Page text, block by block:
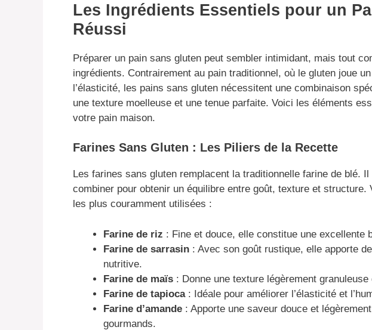
Les Ingrédients Essentiels pour un
Réussi
Préparer un pain sans gluten peut sembler intimidant, mais tout
ingrédients. Contrairement au pain traditionnel, où le gluten joue
l’élasticité, les pains sans gluten nécessitent une combinaison
une texture moelleuse et une tenue parfaite. Voici les éléments
votre pain maison.
Farines Sans Gluten : Les Piliers de la Recette
Les farines sans gluten remplacent la traditionnelle farine de blé.
combiner pour obtenir un équilibre entre goût, texture et structure.
les plus couramment utilisées :
Farine de riz : Fine et douce, elle constitue une excellente
Farine de sarrasin : Avec son goût rustique, elle apporte
nutritive.
Farine de maïs : Donne une texture légèrement
Farine de tapioca: Idéale pour améliorer l’élasticité et
Farine d’amande : Apporte une saveur douce et
gourmands.